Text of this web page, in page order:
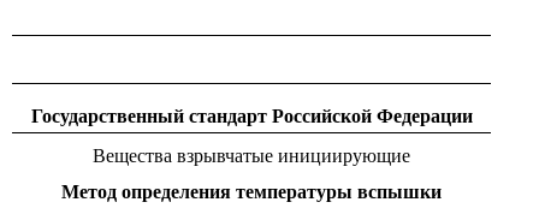
Государственный стандарт Российской Федерации
Вещества взрывчатые инициирующие
Метод определения температуры вспышки